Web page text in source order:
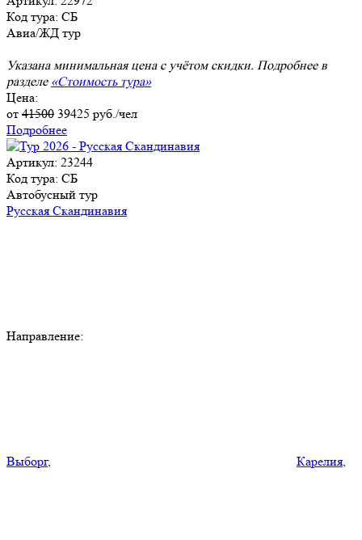
Код тура: СБ
Авиа/ЖД тур
Указана минимальная цена с учётом скидки. Подробнее в
разделе «Стоимость тура»
Цена:
от 41500 39425 руб./чел
Подробнее
Артикул: 23244
Код тура: СБ
Автобусный тур
Русская Скандинавия
Направление:
Выборг, Карелия,